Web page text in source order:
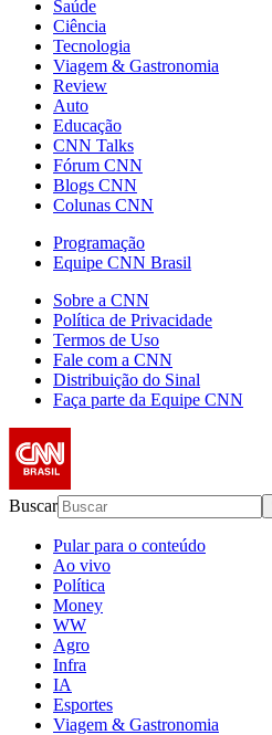
Saúde
Ciência
Tecnologia
Viagem & Gastronomia
Review
Auto
Educação
CNN Talks
Fórum CNN
Blogs CNN
Colunas CNN
Programação
Equipe CNN Brasil
Sobre a CNN
Política de Privacidade
Termos de Uso
Fale com a CNN
Distribuição do Sinal
Faça parte da Equipe CNN
Buscar
Pular para o conteúdo
Ao vivo
Política
Money
WW
Agro
Infra
IA
Esportes
Viagem & Gastronomia